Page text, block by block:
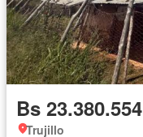
Bs 23.380.554
Trujillo